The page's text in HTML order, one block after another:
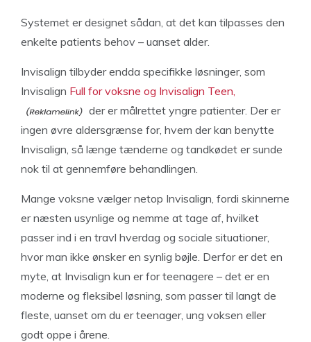
Systemet er designet sådan, at det kan tilpasses den
enkelte patients behov – uanset alder.
Invisalign tilbyder endda specifikke løsninger, som
Invisalign Full for voksne og Invisalign Teen,
der er målrettet yngre patienter. Der er
ingen øvre aldersgrænse for, hvem der kan benytte
Invisalign, så længe tænderne og tandkødet er sunde
nok til at gennemføre behandlingen.
Mange voksne vælger netop Invisalign, fordi skinnerne
er næsten usynlige og nemme at tage af, hvilket
passer ind i en travl hverdag og sociale situationer,
hvor man ikke ønsker en synlig bøjle. Derfor er det en
myte, at Invisalign kun er for teenagere – det er en
moderne og fleksibel løsning, som passer til langt de
fleste, uanset om du er teenager, ung voksen eller
godt oppe i årene.